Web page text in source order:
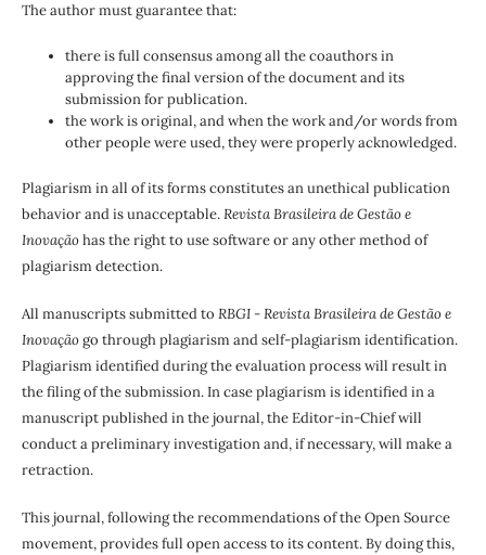
The author must guarantee that:
there is full consensus among all the coauthors in
approving the final version of the document and its
submission for publication.
the work is original, and when the work and/or words from
other people were used, they were properly acknowledged.
Plagiarism in all of its forms constitutes an unethical publication
behavior and is unacceptable.Revista Brasileira de Gestão e
Inovaçãohas the right to use software or any other method of
plagiarism detection.
All manuscripts submitted to RBGI - Revista Brasileira de Gestão e
Inovaçãogo through plagiarism and self-plagiarism identification.
Plagiarism identified during the evaluation process will result in
the filing of the submission. In case plagiarism is identified in a
manuscript published in the journal, the Editor-in-Chief will
conduct a preliminary investigation and, if necessary, will make a
retraction.
This journal, following the recommendations of the Open Source
movement, provides full open access to its content. By doing this,